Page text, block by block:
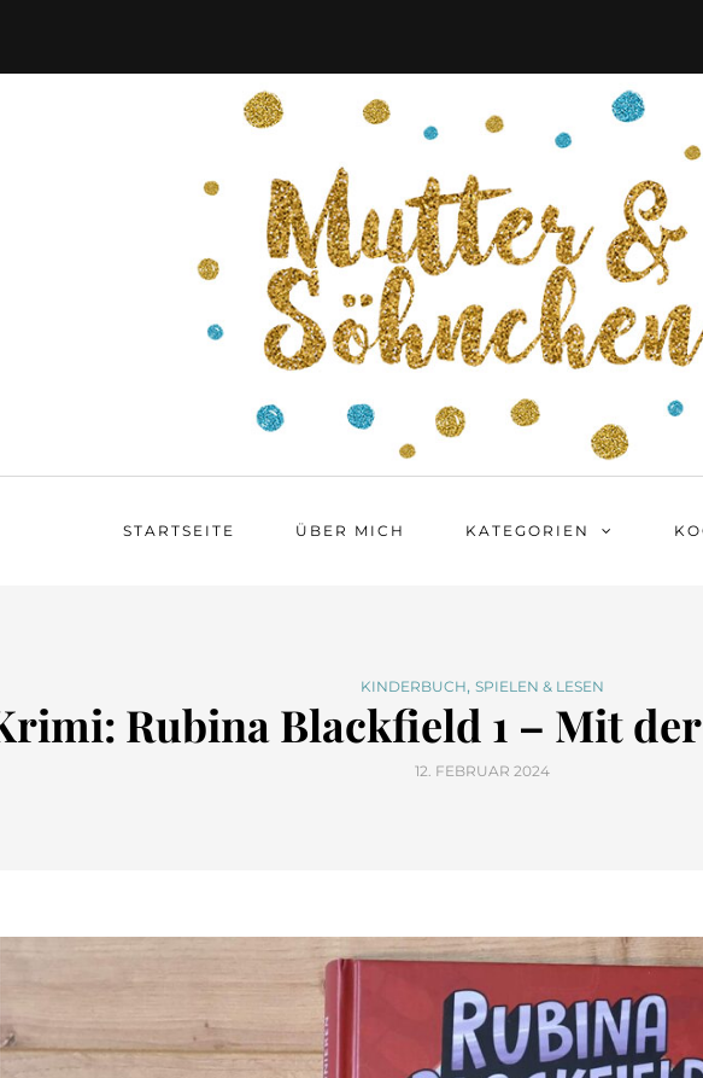
STARTSEITE ÜBER MICH KATEGORIEN
KINDERBUCH, SPIELEN & LESEN
Rubina Blackfield 1 – Mit
12. FEBRUAR 2024